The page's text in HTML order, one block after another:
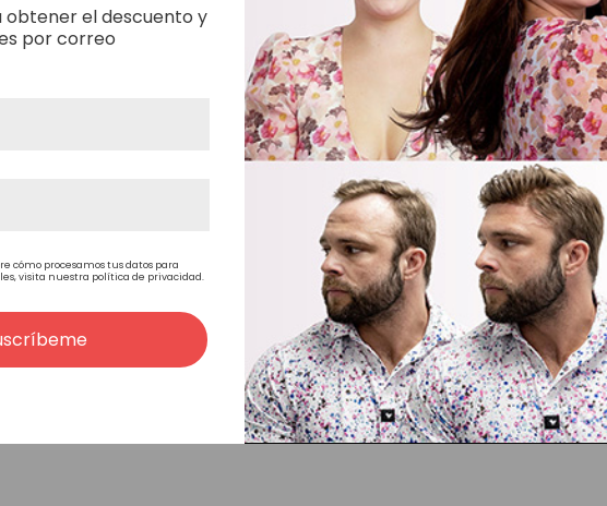
Shampoo+Conditioner
(Sin IVA)
Sunshine Skin Prep 2 Oz
9,08€
7,50€ (Sin IVA)
el descuento y
por correo
cómo procesamos tus datos para
visita nuestra política de privacidad.